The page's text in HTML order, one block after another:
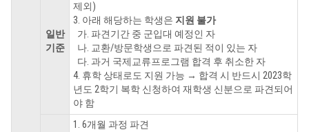
일반
기준
제외)
3. 아래 해당하는 학생은 지원 불가
가. 파견기간 중 군입대 예정인 자
나. 교환/방문학생으로 파견된 적이 있는 자
다. 과거 국제교류프로그램 합격 후 취소한 자
4. 휴학 상태로도 지원 가능 → 합격 시 반드시 2023학
년도 2학기 복학 신청하여 재학생 신분으로 파견되어
야 함
1. 6개월 과정 파견